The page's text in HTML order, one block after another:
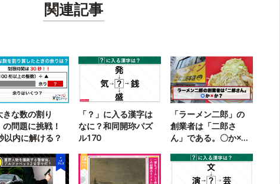
関連記事
きな数の割り
の問題に挑戦！
以内に解ける？
「？」に入る漢字は
なに？和同開珎パズ
ル170
「ラーメン二郎」の
創業者は「二郎さ
ん」である。〇か×